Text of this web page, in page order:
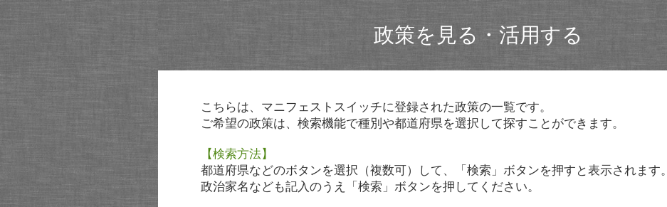
政策を見る・活用する
こちらは、マニフェストスイッチに登録された政策の一覧です。
ご希望の政策は、検索機能で種別や都道府県を選択して探すことができます。
【検索方法】
都道府県などのボタンを選択（複数可）して、「検索」ボタンを押すと表示されます。
政治家名なども記入のうえ「検索」ボタンを押してください。